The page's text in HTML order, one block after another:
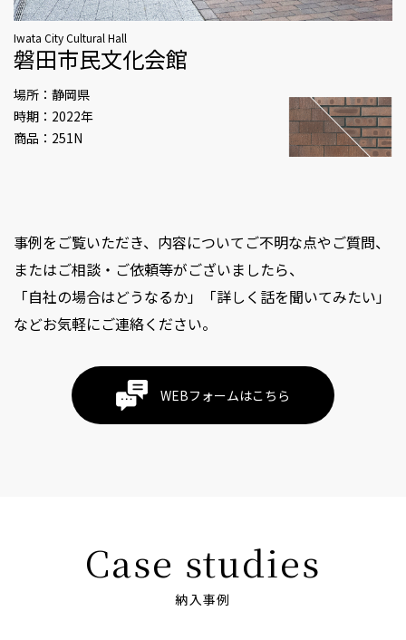
Iwata City Cultural Hall
磐田市民文化会館
場所：静岡県
時期：2022年
商品：251N
事例をご覧いただき、内容についてご不明な点やご質問、
またはご相談・ご依頼等がございましたら、
「自社の場合はどうなるか」「詳しく話を聞いてみたい」
などお気軽にご連絡ください。
WEBフォームはこちら
Case studies
納入事例